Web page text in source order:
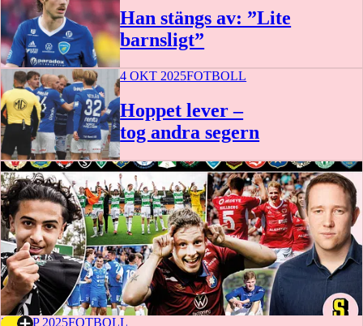
Han stängs av: ”Lite
barnsligt”
4 OKT 2025FOTBOLL
Hoppet lever –
tog andra segern
28 SEP 2025FOTBOLL